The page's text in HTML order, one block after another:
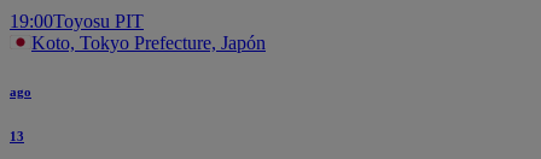
19:00Toyosu PIT
Koto, Tokyo Prefecture, Japón
ago
13